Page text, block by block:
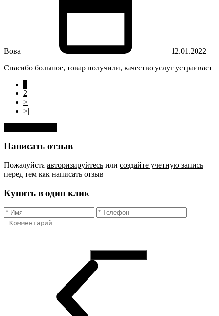
Вова
12.01.2022
Спасибо большое, товар получили, качество услуг устраивает
2
>
>|
Написать отзыв
Пожалуйста авторизируйтесь или создайте учетную запись
перед тем как написать отзыв
Купить в один клик